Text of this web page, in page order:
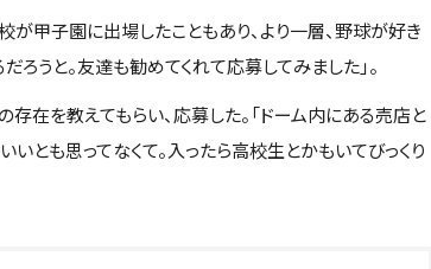
甲子園に出場したこともあり、より一層、野球が好き
ろうと。友達も勧めてくれて応募してみました」。
在を教えてもらい、応募した。「ドーム内にある売店と
とも思ってなくて。入ったら高校生とかもいてびっくり